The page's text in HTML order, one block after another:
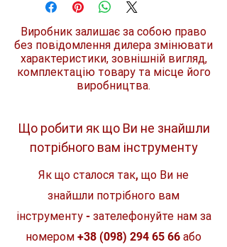
електрики
дозування
Висока якість та довговічність
Форма кругла
0.5
Бренд STIHL
Матеріал
високоякісний
пластик
бренду
Німеччина
Виробник залишає за собою право
без повідомлення дилера змінювати
характеристики, зовнішній вигляд,
комплектацію товару та місце його
виробництва.
Що робити як що Ви не знайшли
потрібного вам інструменту
Як що сталося так, що Ви не
знайшли потрібного вам
інструменту - зателефонуйте нам за
номером +38 (098) 294 65 66 або